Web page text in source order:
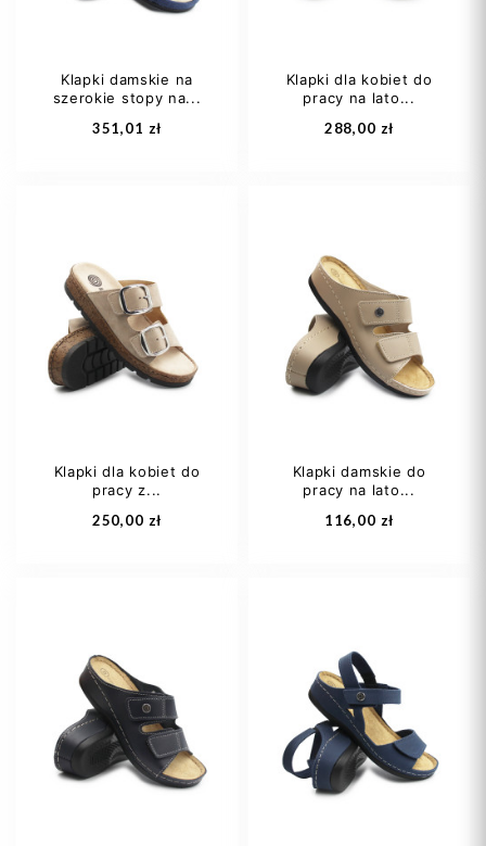
Dodaj do koszyka Dodaj do koszyka
Klapki damskie na
szerokie stopy na...
351,01 zł
35,5
36 1/3
37
37,5
38 2/3
+1
Dodaj do koszyka
Klapki dla kobiet do
pracy na lato...
288,00 zł
36 1/3
37
37,5
38
38 2/3
+1
Dodaj do koszyka
Klapki dla kobiet do
pracy z...
250,00 zł
37
39
Klapki damskie do
pracy na lato...
116,00 zł
38
40
41